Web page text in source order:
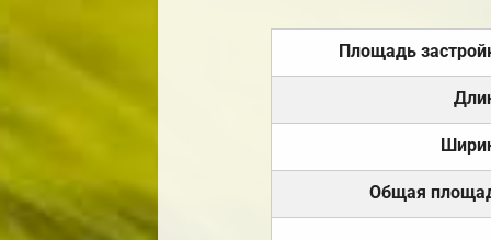
Площадь
Общая